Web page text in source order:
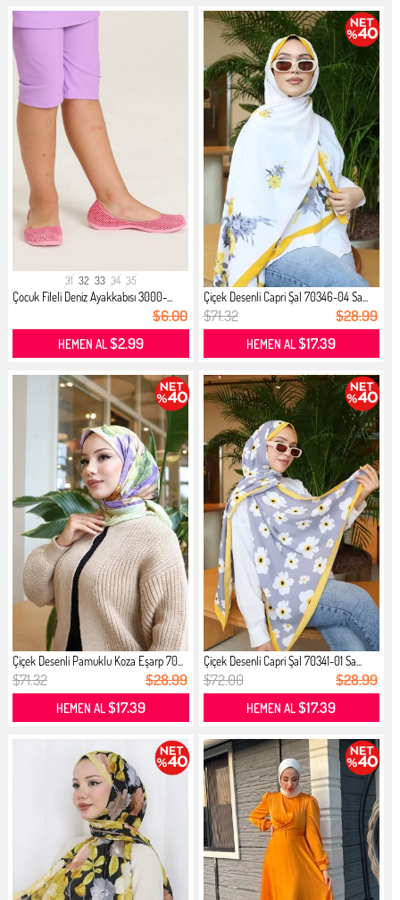
31 32 33 34 35
Çocuk Fileli Deniz Ayakkabısı 3000-...
$6.00
HEMEN AL$2.99
Çiçek Desenli Capri Şal 70346-04 Sa...
$71.32 $28.99
HEMEN AL$17.39
Çiçek Desenli Pamuklu Koza Eşarp 70...
$71.32 $28.99
HEMEN AL$17.39
Çiçek Desenli Capri Şal 70341-01 Sa...
$72.00 $28.99
HEMEN AL$17.39